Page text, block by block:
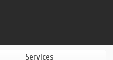
Services